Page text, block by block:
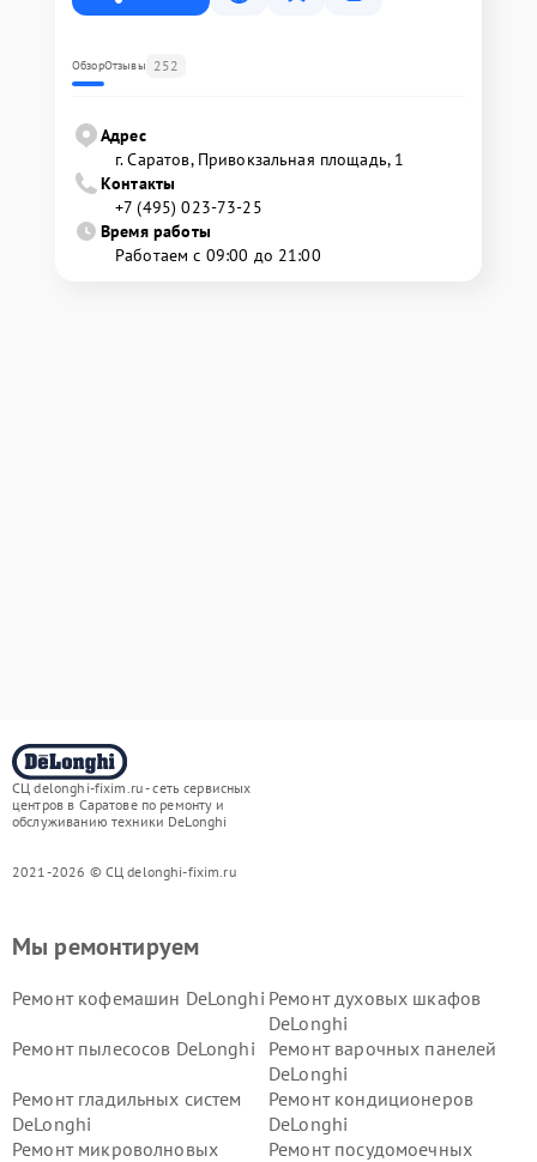
ОбзорОтзывы 252
Адрес
г. Саратов, Привокзальная площадь, 1
Контакты
+7 (495) 023-73-25
Время работы
Работаем с 09:00 до 21:00
СЦ delonghi-fixim.ru - сеть сервисных
центров в Саратове по ремонту и
обслуживанию техники DeLonghi
2021-2026 © СЦ delonghi-fixim.ru
Мы ремонтируем
Ремонт кофемашин DeLonghi Ремонт духовых шкафов
DeLonghi
Ремонт пылесосов DeLonghi
Ремонт варочных панелей
DeLonghi
Ремонт гладильных систем
DeLonghi
Ремонт кондиционеров
DeLonghi
Ремонт микроволновых
Ремонт посудомоечных